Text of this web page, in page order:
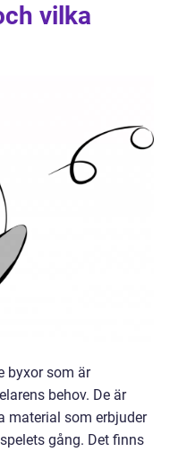
vilka
byxor som är
behov. De är
material som erbjuder
gång. Det finns